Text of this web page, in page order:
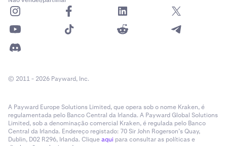
© 2011 - 2026 Payward, Inc.
A Payward Europe Solutions Limited, que opera sob o nome Kraken, é
regulamentada pelo Banco Central da Irlanda. A Payward Global Solutions
Limited, sob a denominação comercial Kraken, é regulada pelo Banco
Central da Irlanda. Endereço registado: 70 Sir John Rogerson’s Quay,
Dublin, D02 R296, Irlanda. Cliqueaqui para consultar as políticas e